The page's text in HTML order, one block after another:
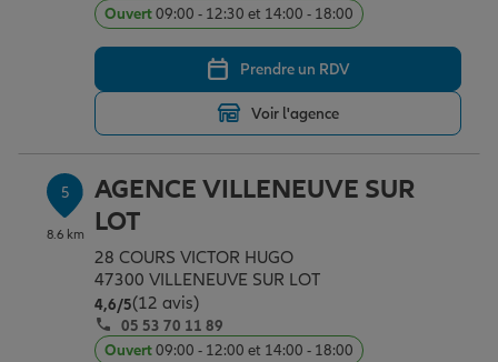
Ouvert09:00 - 12:30 et 14:00 - 18:00
Prendre un RDV
Voir l'agence
5
8.6 km
AGENCE VILLENEUVE SUR
LOT
28 COURS VICTOR HUGO
47300 VILLENEUVE SUR LOT
4,6/5Note de 4.6 sur 5
(12 avis)
05 53 70 11 89
Ouvert09:00 - 12:00 et 14:00 - 18:00